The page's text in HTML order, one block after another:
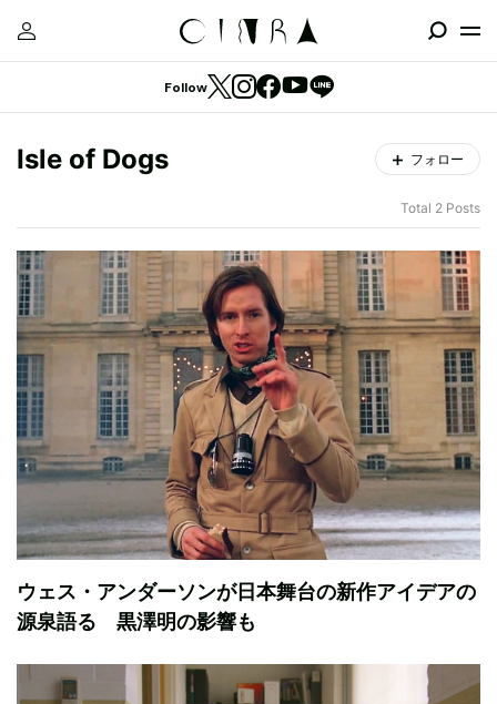
Follow
Isle of Dogs フォロー
Total 2 Posts
ウェス・アンダーソンが日本舞台の新作アイデアの
源泉語る 黒澤明の影響も